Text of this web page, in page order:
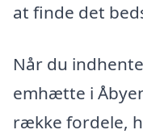
at finde det
Når du
emhætte i
række fordele,